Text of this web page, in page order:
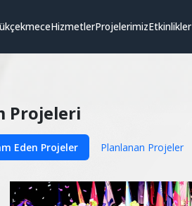
HizmetlerProjelerimizEtkinlikler
Projeleri
Eden Projeler Planlanan Projeler